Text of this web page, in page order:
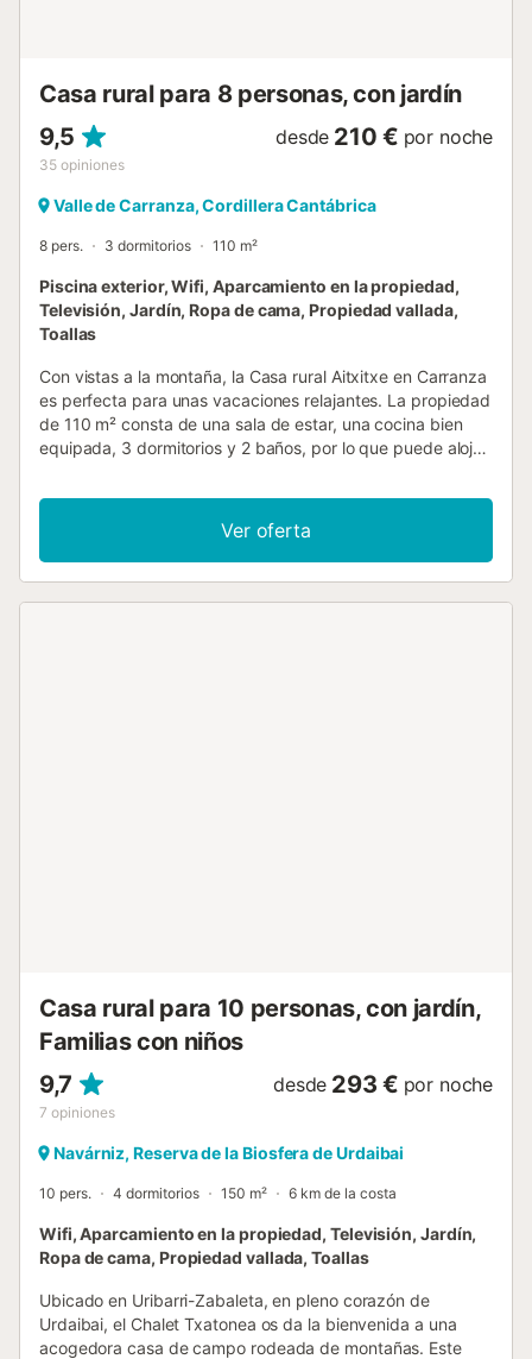
Casa rural para 8 personas, con jardín
9,5
35 opiniones
desde 210 € por noche
Valle de Carranza, Cordillera Cantábrica
8 pers. 3 dormitorios 110 m²
Piscina exterior, Wifi, Aparcamiento en la propiedad,
Televisión, Jardín, Ropa de cama, Propiedad vallada,
Toallas
Con vistas a la montaña, la Casa rural Aitxitxe en Carranza
es perfecta para unas vacaciones relajantes. La propiedad
de 110 m² consta de una sala de estar, una cocina bien
equipada, 3 dormitorios y 2 baños, por lo que puede alojar
Wi-Fi y lavadora. También hay una cuna disponible. Casa
de campo con piscina privada, jardín, terraza cubierta y
zona de barbacoa. Hay una plaza de aparcamiento
disponible en la propiedad. No se permiten mascotas,
Ver oferta
Casa rural para 10 personas, con jardín,
Familias con niños
9,7
7 opiniones
desde 293 € por noche
Navárniz, Reserva de la Biosfera de Urdaibai
10 pers. 4 dormitorios 150 m² 6 km de la costa
Wifi, Aparcamiento en la propiedad, Televisión, Jardín,
Ropa de cama, Propiedad vallada, Toallas
Ubicado en Uribarri-Zabaleta, en pleno corazón de
Urdaibai, el Chalet Txatonea os da la bienvenida a una
acogedora casa de campo rodeada de montañas. Este